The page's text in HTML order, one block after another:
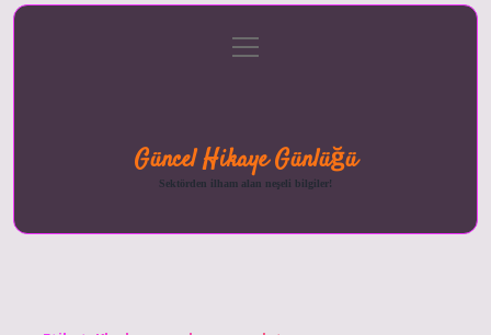
menüyü
aç
Güncel Hikaye Günlüğü
Sektörden ilham alan neşeli bilgiler!